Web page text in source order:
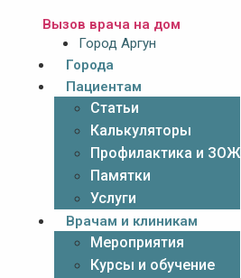
Вызов врача на дом
Город Аргун
Города
Пациентам
Статьи
Калькуляторы
Профилактика и ЗОЖ
Памятки
Услуги
Врачам и клиникам
Мероприятия
Курсы и обучение